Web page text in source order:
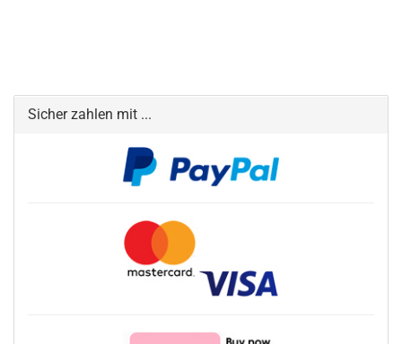
Sicher zahlen mit ...